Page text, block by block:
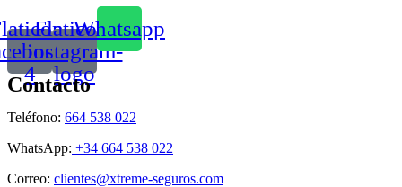
4
Flaticon-
instagram-
logo
Whatsapp
Contacto
Teléfono: 664 538 022
WhatsApp: +34 664 538 022
Correo: clientes@xtreme-seguros.com